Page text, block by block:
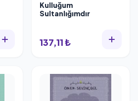
Kulluğum
Sultanlığımdır
137,11 ₺